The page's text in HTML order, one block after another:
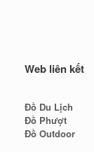
Web liên kết
Đồ Du Lịch
Đồ Phượt
Đồ Outdoor